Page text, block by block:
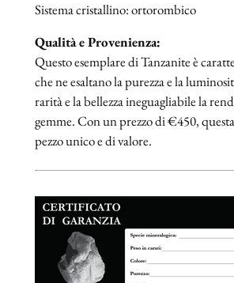
Sistema cristallino: ortorombico
Qualità e Provenienza:
Questo esemplare di Tanzanite è
che ne esaltano la purezza e la
rarità e la bellezza ineguagliabile la
gemme. Con un prezzo di €450,
pezzo unico e di valore.